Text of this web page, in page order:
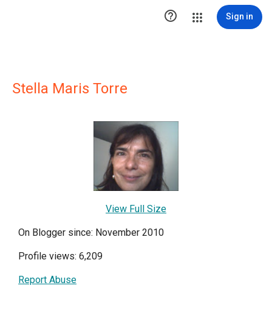
 Sign in
Stella Maris Torre
View Full Size
On Blogger since: November 2010
Profile views: 6,209
Report Abuse